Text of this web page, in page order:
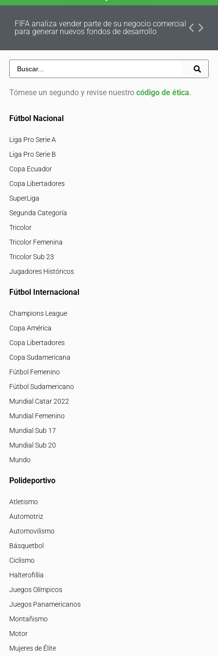
FIFA analiza vender parte de su negocio comercial
para generar nuevos fondos de desarrollo
Tómese un segundo y revise nuestro código de ética.
Fútbol Nacional
Liga Pro Serie A
Liga Pro Serie B
Copa Ecuador
Copa Libertadores
SuperLiga
Segunda Categoría
Tricolor
Tricolor Femenina
Tricolor Sub 23
Jugadores Históricos
Fútbol Internacional
Champions League
Copa América
Copa Libertadores
Copa Sudamericana
Fútbol Femenino
Fútbol Sudamericano
Mundial Catar 2022
Mundial Femenino
Mundial Sub 17
Mundial Sub 20
Mundo
Polideportivo
Atletismo
Automotriz
Automovilismo
Básquetbol
Ciclismo
Halterofillia
Juegos Olímpicos
Juegos Panamericanos
Montañismo
Motor
Mujeres de Élite